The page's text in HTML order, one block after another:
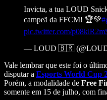
Invicta, a tua LOUD
campeã da FFCM! 🏆💚
pic.twitter.com/
— LOUD 🇧🇷
Vale lembrar que este foi o
disputar a Esports World Cup
Porém, a modalidade de Free
somente em 15 de julho, com